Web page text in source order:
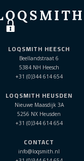
LOQSMITH HEESCH
Beellandstraat 6
5384 NH Heesch
+31 (0)344 614 654
LOQSMITH HEUSDEN
Nieuwe Maasdijk 3A
5256 NX Heusden
+31 (0)344 614 654
CONTACT
info@loqsmith.nl